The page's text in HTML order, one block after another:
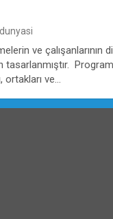
ve çalışanlarının
ortakları ve…